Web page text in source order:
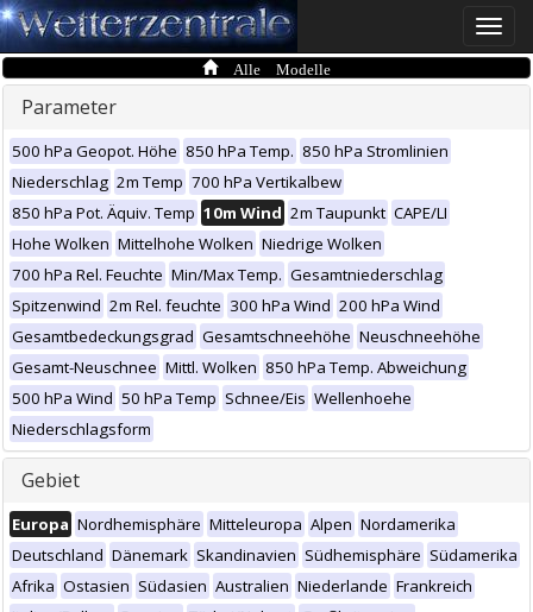
Toggle
Alle Modelle
Parameter
500 hPa Geopot. Höhe 850 hPa Temp. 850 hPa Stromlinien
Niederschlag 2m Temp 700 hPa Vertikalbew
850 hPa Pot. Äquiv. Temp 10m Wind 2m Taupunkt CAPE/LI
Hohe Wolken Mittelhohe Wolken Niedrige Wolken
700 hPa Rel. Feuchte Min/Max Temp. Gesamtniederschlag
Spitzenwind 2m Rel. feuchte 300 hPa Wind 200 hPa Wind
Gesamtbedeckungsgrad Gesamtschneehöhe Neuschneehöhe
Gesamt-Neuschnee Mittl. Wolken 850 hPa Temp. Abweichung
500 hPa Wind 50 hPa Temp Schnee/Eis Wellenhoehe
Niederschlagsform
Gebiet
Europa Nordhemisphäre Mitteleuropa Alpen Nordamerika
Deutschland Dänemark Skandinavien Südhemisphäre Südamerika
Afrika Ostasien Südasien Australien Niederlande Frankreich